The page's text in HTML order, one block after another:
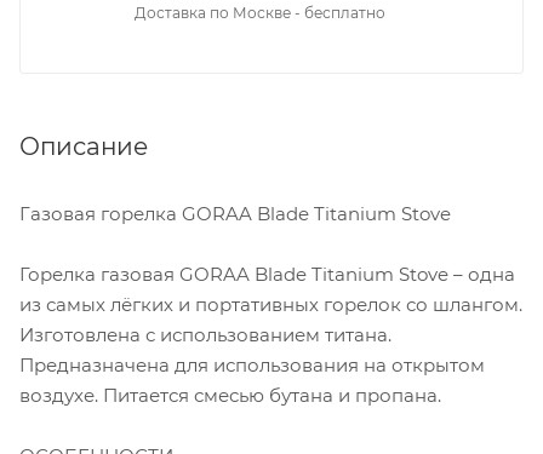
Доставка по Москве - бесплатно
Описание
Газовая горелка GORAA Blade Titanium Stove
Горелка газовая GORAA Blade Titanium Stove – одна
из самых лёгких и портативных горелок со шлангом.
Изготовлена с использованием титана.
Предназначена для использования на открытом
воздухе. Питается смесью бутана и пропана.